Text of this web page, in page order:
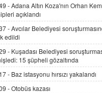
İNCİ GÜL AKÖL
Trump Keşke
06.07.2026 13:00
ADEM AKÖL
Esed
Şamar: Sednaya
11.12.2024 12:30
-Adana Altın Koza'nın Orhan
açıklandı
-Avcılar Belediyesi
edildi
- Kuşadası Belediyesi
15 şüpheli gözaltında
- Baz istasyonu hırsızı yakalandı
-Otobüs kazası